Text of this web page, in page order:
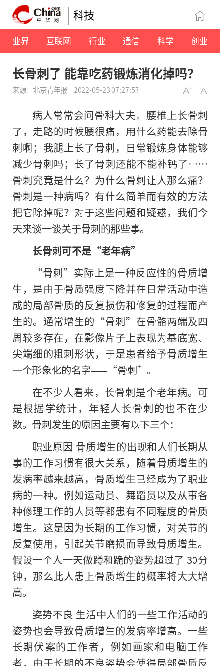
科技
业界 互联网 行业 通信 科学 创业
长骨刺了 能靠吃药锻炼消化掉吗？
来源：北京青年报 2022-05-23 07:27:57
病人常常会问骨科大夫，腰椎上长骨刺
了，走路的时候腰很痛，用什么药能去除骨
刺啊；我腿上长了骨刺，日常锻炼身体能够
减少骨刺吗；长了骨刺还能不能补钙了……
骨刺究竟是什么？为什么骨刺让人那么痛？
骨刺是一种病吗？有什么简单而有效的方法
把它除掉呢？对于这些问题和疑惑，我们今
天来谈一谈关于骨刺的那些事。
长骨刺可不是“老年病”
“骨刺”实际上是一种反应性的骨质增
生，是由于骨质强度下降并在日常活动中造
成的局部骨质的反复损伤和修复的过程而产
生的。通常增生的“骨刺”在骨骼两端及四
周较多存在，在影像片子上表现为基底宽、
尖端细的粗刺形状，于是患者给予骨质增生
一个形象化的名字——“骨刺”。
在不少人看来，长骨刺是个老年病。可
是根据学统计，年轻人长骨刺的也不在少
数。骨刺发生的原因主要有以下三个：
职业原因 骨质增生的出现和人们长期从
事的工作习惯有很大关系，随着骨质增生的
发病率越来越高，骨质增生已经成为了职业
病的一种。例如运动员、舞蹈员以及从事各
种修理工作的人员等都患有不同程度的骨质
增生。这是因为长期的工作习惯，对关节的
反复使用，引起关节磨损而导致骨质增生。
假设一个人一天做蹲和跪的姿势超过了 30分
钟，那么此人患上骨质增生的概率将大大增
高。
姿势不良 生活中人们的一些工作活动的
姿势也会导致骨质增生的发病率增高。一些
长期伏案的工作者，例如画家和电脑工作
者，由于长期的不良姿势会使得局部骨质反